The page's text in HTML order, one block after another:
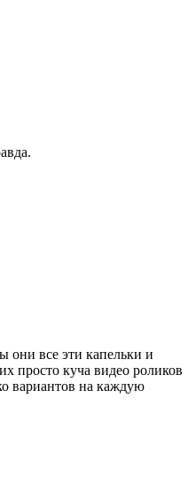
они все эти капельки и
просто куча видео роликов
вариантов на каждую